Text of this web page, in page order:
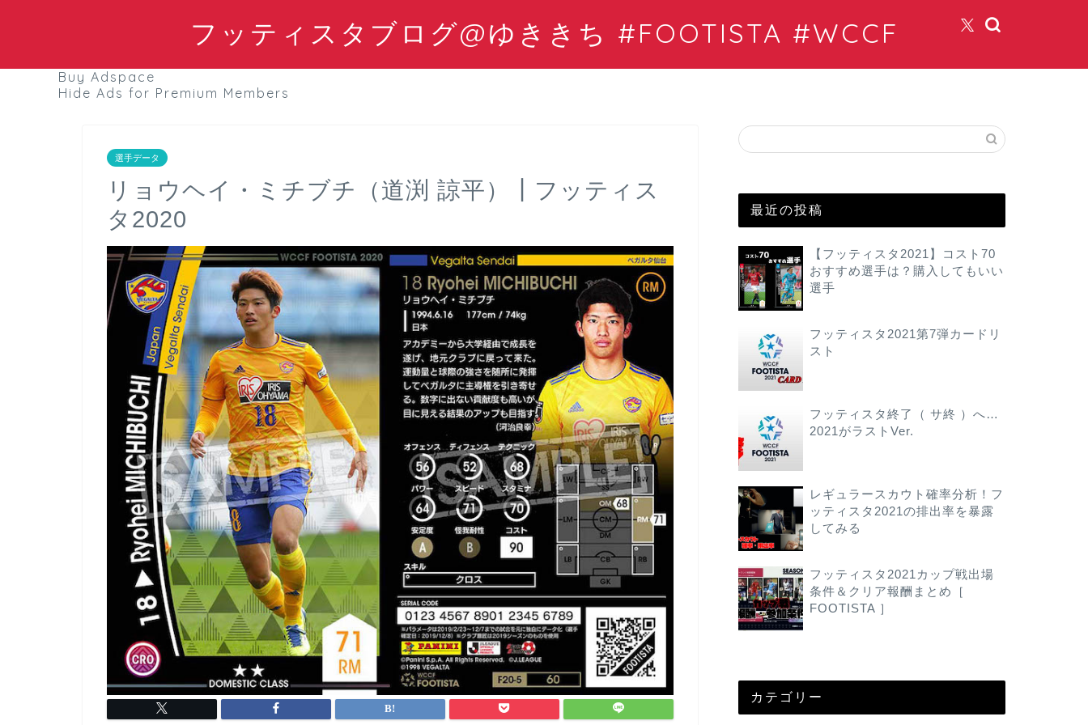
フッティスタブログ@ゆききち #FOOTISTA #WCCF
Buy Adspace
Hide Ads for Premium Members
選手データ
リョウヘイ・ミチブチ（道渕 諒平）┃フッティス
タ2020
最近の投稿
【フッティスタ2021】コスト70
おすすめ選手は？購入してもいい
選手
フッティスタ2021第7弾カードリ
スト
フッティスタ終了（ サ終 ）へ…
2021がラストVer.
レギュラースカウト確率分析！フ
ッティスタ2021の排出率を暴露
してみる
フッティスタ2021カップ戦出場
条件＆クリア報酬まとめ［
FOOTISTA ］
カテゴリー